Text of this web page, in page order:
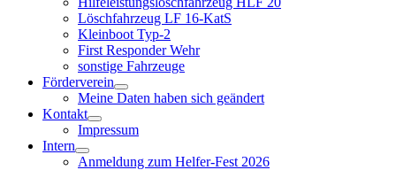
Löschfahrzeug LF 16-KatS
Kleinboot Typ-2
First Responder Wehr
sonstige Fahrzeuge
Förderverein
Meine Daten haben sich geändert
Kontakt
Impressum
Intern
Anmeldung zum Helfer-Fest 2026